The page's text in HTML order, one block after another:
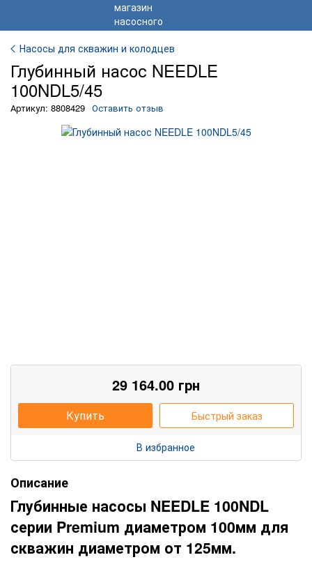
Насосы для скважин и колодцев
Глубинный насос NEEDLE
100NDL5/45
Артикул: 8808429 Оставить отзыв
29 164.00 грн
Купить Быстрый заказ
В избранное
Описание
Глубинные насосы NEEDLE 100NDL
серии Premium диаметром 100мм для
скважин диаметром от 125мм.